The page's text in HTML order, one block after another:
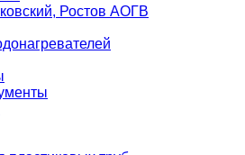
Ростов АОГВ